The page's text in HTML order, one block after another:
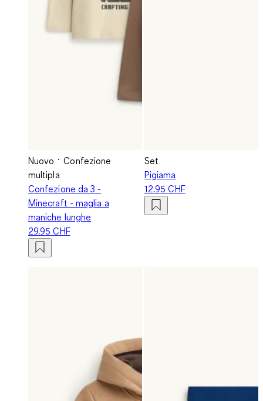
Nuovo
Confezione
multipla
Confezione da 3 -
Minecraft - maglia a
maniche lunghe
29.95 CHF
Set
Pigiama
12.95 CHF